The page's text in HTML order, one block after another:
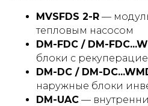
MVSFDS 2-R —
тепловым насосом
DM-FDC / DM-
блоки с
DM-DC / DM-
наружные блоки
DM-UAC —